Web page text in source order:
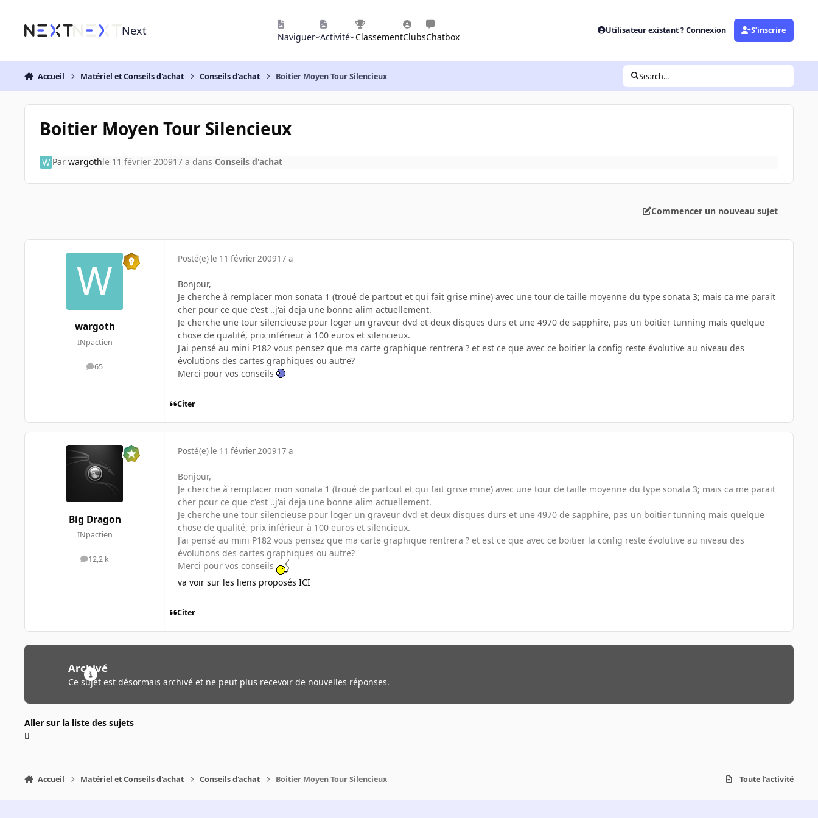
Next Naviguer Activité ClassementClubsChatbox
Utilisateur existant ? Connexion S’inscrire
Accueil Matériel et Conseils d'achat Conseils d'achat Boitier Moyen Tour Silencieux Search...
Boitier Moyen Tour Silencieux
Par wargothle 11 février 200917 a dans Conseils d'achat
Commencer un nouveau sujet
wargoth
INpactien
65
messages
Posté(e) le 11 février 200917 a
Bonjour,
Je cherche à remplacer mon sonata 1 (troué de partout et qui fait grise mine) avec une tour de taille moyenne du type sonata 3; mais ca me parait
cher pour ce que c'est ..j'ai deja une bonne alim actuellement.
Je cherche une tour silencieuse pour loger un graveur dvd et deux disques durs et une 4970 de sapphire, pas un boitier tunning mais quelque
chose de qualité, prix inférieur à 100 euros et silencieux.
J'ai pensé au mini P182 vous pensez que ma carte graphique rentrera ? et est ce que avec ce boitier la config reste évolutive au niveau des
évolutions des cartes graphiques ou autre?
Merci pour vos conseils
Citer
Big Dragon
INpactien
12,2 k
messages
Posté(e) le 11 février 200917 a
Bonjour,
Je cherche à remplacer mon sonata 1 (troué de partout et qui fait grise mine) avec une tour de taille moyenne du type sonata 3; mais ca me parait
cher pour ce que c'est ..j'ai deja une bonne alim actuellement.
Je cherche une tour silencieuse pour loger un graveur dvd et deux disques durs et une 4970 de sapphire, pas un boitier tunning mais quelque
chose de qualité, prix inférieur à 100 euros et silencieux.
J'ai pensé au mini P182 vous pensez que ma carte graphique rentrera ? et est ce que avec ce boitier la config reste évolutive au niveau des
évolutions des cartes graphiques ou autre?
Merci pour vos conseils
va voir sur les liens proposés ICI
Citer
Archivé
Ce sujet est désormais archivé et ne peut plus recevoir de nouvelles réponses.
Aller sur la liste des sujets
Accueil Matériel et Conseils d'achat Conseils d'achat Boitier Moyen Tour Silencieux Toute l’activité